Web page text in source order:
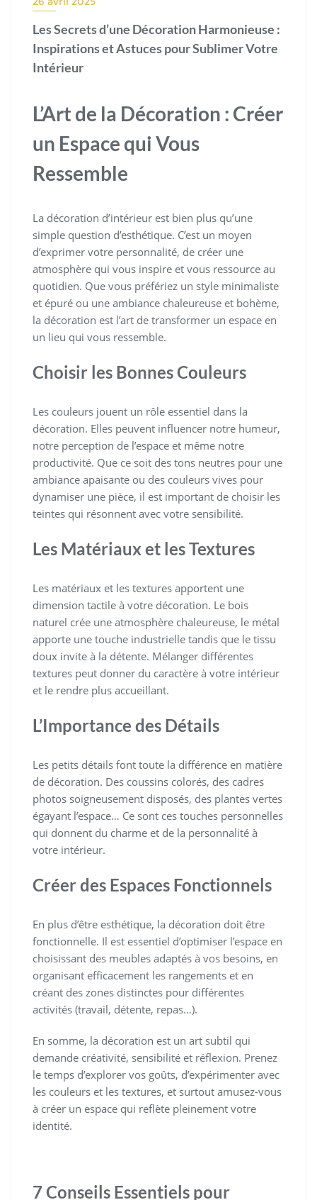
Les Secrets d’une Décoration Harmonieuse :
Inspirations et Astuces pour Sublimer Votre
Intérieur
L’Art de la Décoration : Créer
un Espace qui Vous
Ressemble
La décoration d’intérieur est bien plus qu’une
simple question d’esthétique. C’est un moyen
d’exprimer votre personnalité, de créer une
atmosphère qui vous inspire et vous ressource au
quotidien. Que vous préfériez un style minimaliste
et épuré ou une ambiance chaleureuse et bohème,
la décoration est l’art de transformer un espace en
un lieu qui vous ressemble.
Choisir les Bonnes Couleurs
Les couleurs jouent un rôle essentiel dans la
décoration. Elles peuvent influencer notre humeur,
notre perception de l’espace et même notre
productivité. Que ce soit des tons neutres pour une
ambiance apaisante ou des couleurs vives pour
dynamiser une pièce, il est important de choisir les
teintes qui résonnent avec votre sensibilité.
Les Matériaux et les Textures
Les matériaux et les textures apportent une
dimension tactile à votre décoration. Le bois
naturel crée une atmosphère chaleureuse, le métal
apporte une touche industrielle tandis que le tissu
doux invite à la détente. Mélanger différentes
textures peut donner du caractère à votre intérieur
et le rendre plus accueillant.
L’Importance des Détails
Les petits détails font toute la différence en matière
de décoration. Des coussins colorés, des cadres
photos soigneusement disposés, des plantes vertes
égayant l’espace… Ce sont ces touches personnelles
qui donnent du charme et de la personnalité à
votre intérieur.
Créer des Espaces Fonctionnels
En plus d’être esthétique, la décoration doit être
fonctionnelle. Il est essentiel d’optimiser l’espace en
choisissant des meubles adaptés à vos besoins, en
organisant efficacement les rangements et en
créant des zones distinctes pour différentes
activités (travail, détente, repas…).
En somme, la décoration est un art subtil qui
demande créativité, sensibilité et réflexion. Prenez
le temps d’explorer vos goûts, d’expérimenter avec
les couleurs et les textures, et surtout amusez-vous
à créer un espace qui reflète pleinement votre
identité.
7 Conseils Essentiels pour